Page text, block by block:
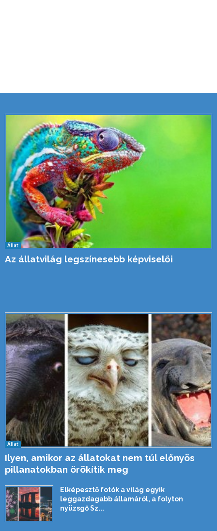
Állat
Az állatvilág legszínesebb képviselői
Állat
Ilyen, amikor az állatokat nem túl előnyös
pillanatokban örökítik meg
Elképesztő fotók a világ egyik
leggazdagabb államáról, a folyton
nyüzsgő Sz...